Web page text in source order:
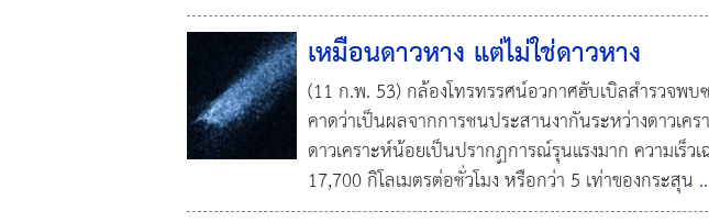
เหมือนดาวหาง แต่ไม่ใช่ดาวหาง
(11 ก.พ. 53) กล้องโทรทรรศน์อวกาศฮับเบิลสำรวจพ
คาดว่าเป็นผลจากการชนประสานงากันระหว่างดาวเค
ดาวเคราะห์น้อยเป็นปรากฏการณ์รุนแรงมาก ความเร็ว
17,700 กิโลเมตรต่อชั่วโมง หรือกว่า 5 เท่าของกระสุน